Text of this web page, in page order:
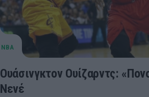
Ουάσινγκτον Ουίζαρντς:
Νενέ